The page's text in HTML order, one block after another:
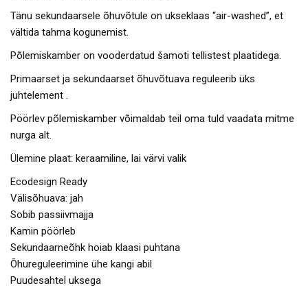
Tänu sekundaarsele õhuvõtule on ukseklaas “air-washed”, et
vältida tahma kogunemist.
Põlemiskamber on vooderdatud šamoti tellistest plaatidega.
Primaarset ja sekundaarset õhuvõtuava reguleerib üks
juhtelement .
Pöörlev põlemiskamber võimaldab teil oma tuld vaadata mitme
nurga alt.
Ülemine plaat: keraamiline, lai värvi valik
Ecodesign Ready
Välisõhuava: jah
Sobib passiivmajja
Kamin pöörleb
Sekundaarneõhk hoiab klaasi puhtana
Õhureguleerimine ühe kangi abil
Puudesahtel uksega